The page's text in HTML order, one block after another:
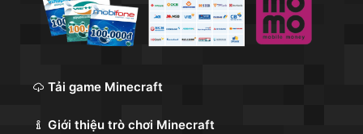
Tải game Minecraft
Giới thiệu trò chơi Minecraft